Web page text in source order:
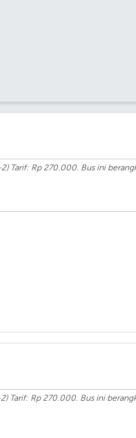
Tarif: Rp 270.000. Bus ini
Tarif: Rp 270.000. Bus ini